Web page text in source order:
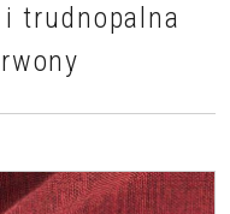
trudnopalna